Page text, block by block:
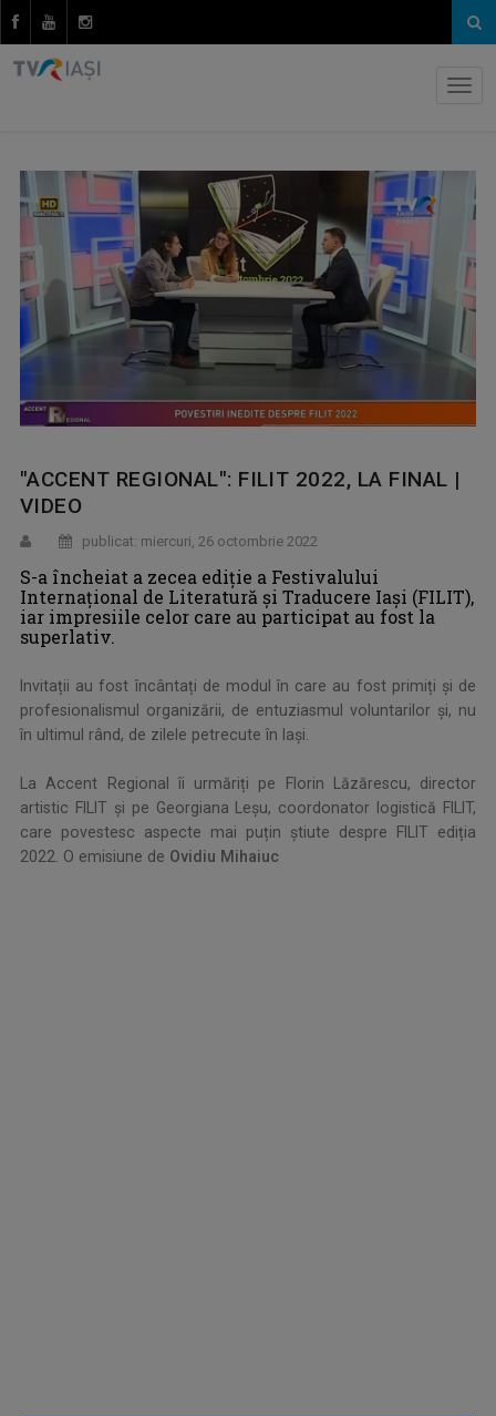
"ACCENT REGIONAL": FILIT 2022, LA FINAL |
VIDEO
publicat: miercuri, 26 octombrie 2022
S-a încheiat a zecea ediție a Festivalului
Internațional de Literatură și Traducere Iași (FILIT),
iar impresiile celor care au participat au fost la
superlativ.
Invitații au fost încântați de modul în care au fost primiți și de
profesionalismul organizării, de entuziasmul voluntarilor și, nu
în ultimul rând, de zilele petrecute în Iași.
La Accent Regional îi urmăriți pe Florin Lăzărescu, director
artistic FILIT și pe Georgiana Leșu, coordonator logistică FILIT,
care povestesc aspecte mai puțin știute despre FILIT ediția
2022. O emisiune de Ovidiu Mihaiuc